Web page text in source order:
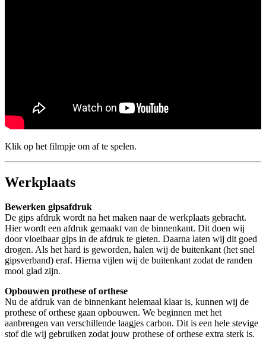
Klik op het filmpje om af te spelen.
Werkplaats
Bewerken gipsafdruk
De gips afdruk wordt na het maken naar de werkplaats gebracht.
Hier wordt een afdruk gemaakt van de binnenkant. Dit doen wij
door vloeibaar gips in de afdruk te gieten. Daarna laten wij dit goed
drogen. Als het hard is geworden, halen wij de buitenkant (het snel
gipsverband) eraf. Hierna vijlen wij de buitenkant zodat de randen
mooi glad zijn.
Opbouwen prothese of orthese
Nu de afdruk van de binnenkant helemaal klaar is, kunnen wij de
prothese of orthese gaan opbouwen. We beginnen met het
aanbrengen van verschillende laagjes carbon. Dit is een hele stevige
stof die wij gebruiken zodat jouw prothese of orthese extra sterk is.